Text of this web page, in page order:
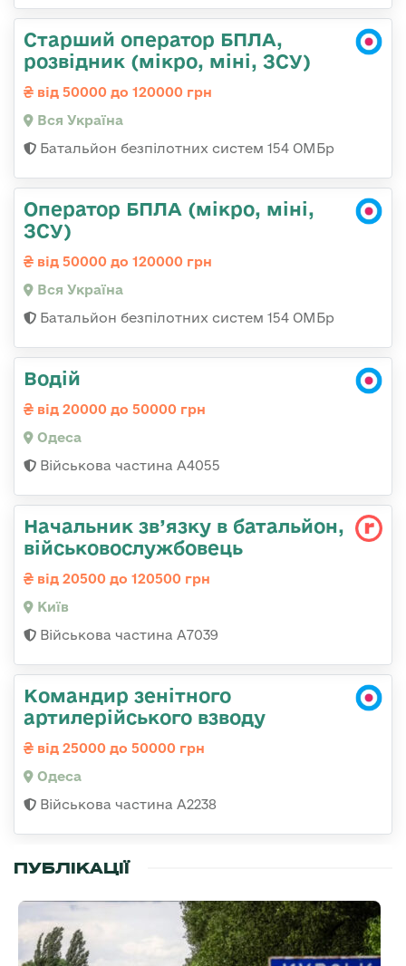
Старший оператор БПЛА,
розвідник (мікро, міні, ЗСУ)
від 50000 до 120000 грн
Вся Україна
Батальйон безпілотних систем 154 ОМБр
Оператор БПЛА (мікро, міні,
ЗСУ)
від 50000 до 120000 грн
Вся Україна
Батальйон безпілотних систем 154 ОМБр
Водій
від 20000 до 50000 грн
Одеса
Військова частина А4055
Начальник зв’язку в батальйон,
військовослужбовець
від 20500 до 120500 грн
Київ
Військова частина А7039
Командир зенітного
артилерійського взводу
від 25000 до 50000 грн
Одеса
Військова частина А2238
ПУБЛІКАЦІЇ